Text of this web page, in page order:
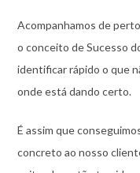
Acompanhamos de
o conceito de Sucesso
identificar rápido o que
onde está dando certo.
É assim que
concreto ao nosso